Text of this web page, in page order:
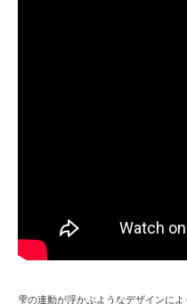
雫の連動が浮かぶようなデザインに